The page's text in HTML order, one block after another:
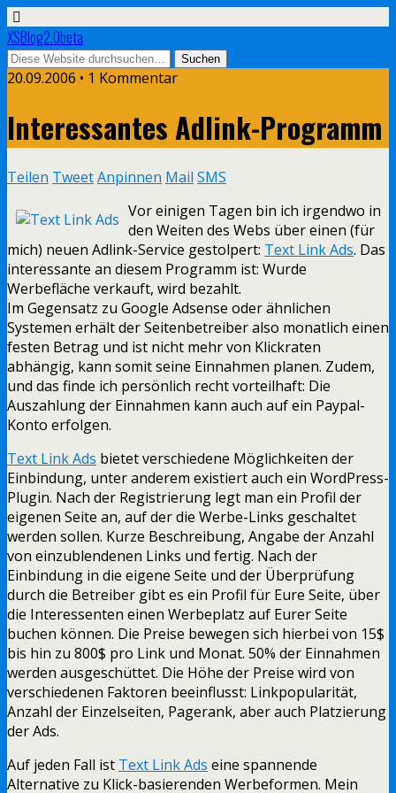
XSBlog2.0beta
20.09.2006 • 1 Kommentar
Interessantes Adlink-Programm
Teilen TweetAnpinnen Mail SMS
Vor einigen Tagen bin ich irgendwo in
den Weiten des Webs über einen (für
mich) neuen Adlink-Service gestolpert: Text Link Ads. Das
interessante an diesem Programm ist: Wurde
Werbefläche verkauft, wird bezahlt.
Im Gegensatz zu Google Adsense oder ähnlichen
Systemen erhält der Seitenbetreiber also monatlich einen
festen Betrag und ist nicht mehr von Klickraten
abhängig, kann somit seine Einnahmen planen. Zudem,
und das finde ich persönlich recht vorteilhaft: Die
Auszahlung der Einnahmen kann auch auf ein Paypal-
Konto erfolgen.
Text Link Ads bietet verschiedene Möglichkeiten der
Einbindung, unter anderem existiert auch ein WordPress-
Plugin. Nach der Registrierung legt man ein Profil der
eigenen Seite an, auf der die Werbe-Links geschaltet
werden sollen. Kurze Beschreibung, Angabe der Anzahl
von einzublendenen Links und fertig. Nach der
Einbindung in die eigene Seite und der Überprüfung
durch die Betreiber gibt es ein Profil für Eure Seite, über
die Interessenten einen Werbeplatz auf Eurer Seite
buchen können. Die Preise bewegen sich hierbei von 15$
bis hin zu 800$ pro Link und Monat. 50% der Einnahmen
werden ausgeschüttet. Die Höhe der Preise wird von
verschiedenen Faktoren beeinflusst: Linkpopularität,
Anzahl der Einzelseiten, Pagerank, aber auch Platzierung
der Ads.
Auf jeden Fall ist Text Link Ads eine spannende
Alternative zu Klick-basierenden Werbeformen. Mein